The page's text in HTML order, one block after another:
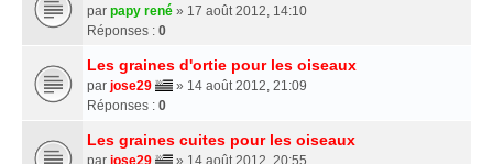
par papy rené » 17 août 2012, 14:10
Réponses : 0
Les graines d'ortie pour les oiseaux
par jose29
» 14 août 2012, 21:09
Réponses : 0
Les graines cuites pour les oiseaux
par jose29
» 14 août 2012, 20:55